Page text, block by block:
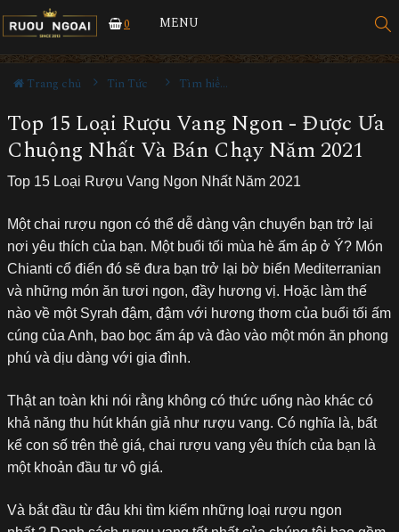
0 MENU
Trang chủ Tin Tức Tìm hiểu về rượu
Top 15 Loại Rượu Vang Ngon - Được Ưa
Chuộng Nhất Và Bán Chạy Năm 2021
Top 15 Loại Rượu Vang Ngon Nhất Năm 2021
Một chai rượu ngon có thể dễ dàng vận chuyển bạn trở lại
nơi yêu thích của bạn. Một buổi tối mùa hè ấm áp ở Ý? Món
Chianti cổ điển đó sẽ đưa bạn trở lại bờ biển Mediterranian
và những món ăn tươi ngon, đầy hương vị. Hoặc làm thế
nào về một Syrah đậm, đậm với hương thơm của buổi tối ấm
cúng của Anh, bao bọc ấm áp và đào vào một món ăn phong
phú và dịu dàng với gia đình.
Thật an toàn khi nói rằng không có thức uống nào khác có
khả năng thu hút khán giả như rượu vang. Có nghĩa là, bất
kể con số trên thẻ giá, chai rượu vang yêu thích của bạn là
một khoản đầu tư vô giá.
Và bắt đầu từ đâu khi tìm kiếm những loại rượu ngon